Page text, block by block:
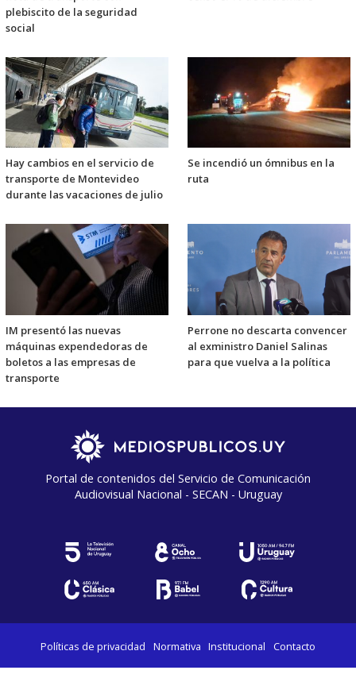
plebiscito de la seguridad
social
Hay cambios en el servicio de
transporte de Montevideo
durante las vacaciones de julio
Se incendió un ómnibus en la
ruta
IM presentó las nuevas
máquinas expendedoras de
boletos a las empresas de
transporte
Perrone no descarta convencer
al exministro Daniel Salinas
para que vuelva a la política
Portal de contenidos del Servicio de Comunicación
Audiovisual Nacional - SECAN - Uruguay
Políticas de privacidad Normativa Institucional Contacto